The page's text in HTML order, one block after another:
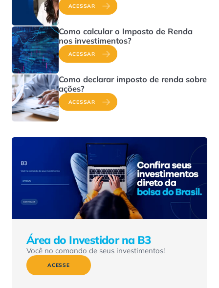
ACESSAR
Como calcular o Imposto de Renda
nos investimentos?
ACESSAR
Como declarar imposto de renda sobre
ações?
ACESSAR
Área do Investidor na B3
Você no comando de seus investimentos!
ACESSE